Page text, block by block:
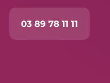
03 89 78 11 11